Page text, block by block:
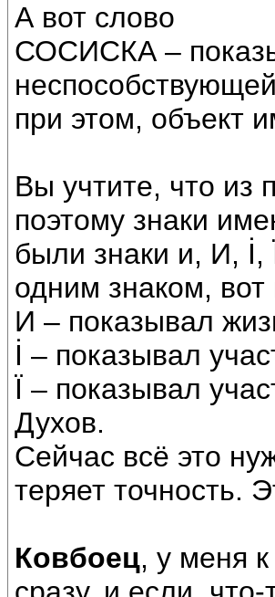
А вот слово
СОСИСКА –
при этом, объект
Вы учтите, что из
поэтому знаки
были знаки и, И, İ,
одним знаком,
И – показывал
İ – показывал
Ï – показывал
Духов.
Сейчас всё это
теряет точность.
Ковбоец, у меня